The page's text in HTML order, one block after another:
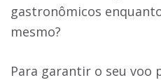
gastronômicos
mesmo?
Para garantir o seu voo